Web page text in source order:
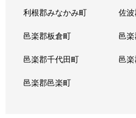
利根郡みなかみ町 佐
邑楽郡板倉町 邑
邑楽郡千代田町 邑
邑楽郡邑楽町